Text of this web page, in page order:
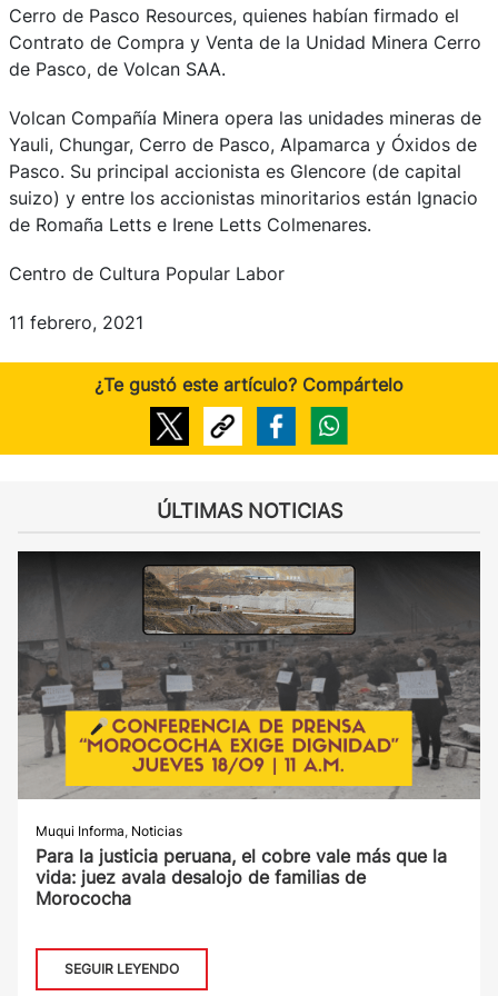
Cerro de Pasco Resources, quienes habían firmado el
Contrato de Compra y Venta de la Unidad Minera Cerro
de Pasco, de Volcan SAA.
Volcan Compañía Minera opera las unidades mineras de
Yauli, Chungar, Cerro de Pasco, Alpamarca y Óxidos de
Pasco. Su principal accionista es Glencore (de capital
suizo) y entre los accionistas minoritarios están Ignacio
de Romaña Letts e Irene Letts Colmenares.
Centro de Cultura Popular Labor
11 febrero, 2021
¿Te gustó este artículo? Compártelo
ÚLTIMAS NOTICIAS
Muqui Informa, Noticias
Para la justicia peruana, el cobre vale más que la
vida: juez avala desalojo de familias de
Morococha
SEGUIR LEYENDO